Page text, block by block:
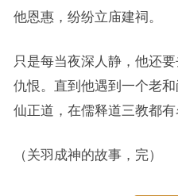
他恩惠，纷纷立庙建祠。
只是每当夜深人静，他还
仇恨。直到他遇到一个老
仙正道，在儒释道三教都有
（关羽成神的故事，完）